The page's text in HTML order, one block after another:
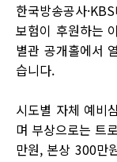
한국방송공사
보험이 후원하는
별관 공개홀에서
습니다.
시도별 자체 예비
며 부상으로는 트
만원, 본상 300만